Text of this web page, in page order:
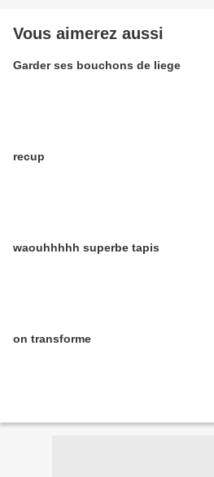
Vous aimerez aussi
Garder ses bouchons de liege
recup
waouhhhhh superbe tapis
on transforme